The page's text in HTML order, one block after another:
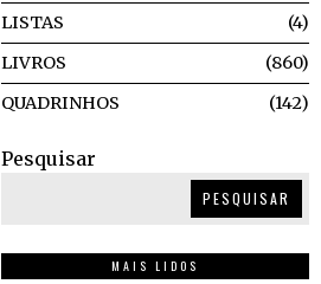
LISTAS
4
LIVROS
860
QUADRINHOS
142
Pesquisar
PESQUISAR
MAIS LIDOS